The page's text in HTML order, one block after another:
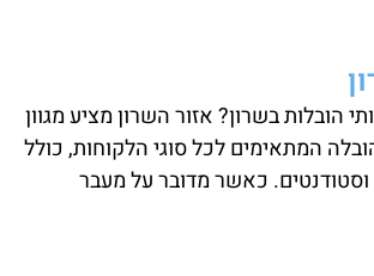
הובלות בשרון? אזור השרון מציע מגוון
המתאימים לכל סוגי הלקוחות, כולל
כאשר מדובר על מעבר